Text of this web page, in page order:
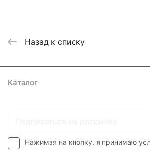
Назад к списку
Каталог
Нажимая на кнопку, я принимаю